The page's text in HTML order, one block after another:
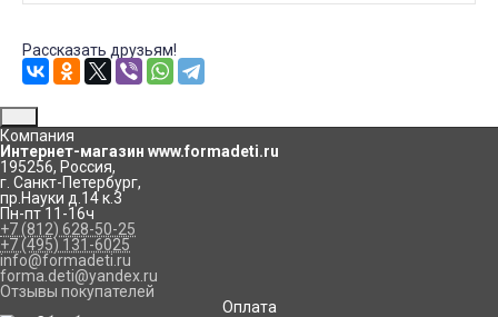
Рассказать друзьям!
Компания
Интернет-магазин www.formadeti.ru
195256, Россия,
г. Санкт-Петербург,
пр.Науки д.14 к.3
Пн-пт 11-16ч
+7 (812) 628-50-25
+7 (495) 131-6025
info@formadeti.ru
forma.deti@yandex.ru
Отзывы покупателей
Оплата